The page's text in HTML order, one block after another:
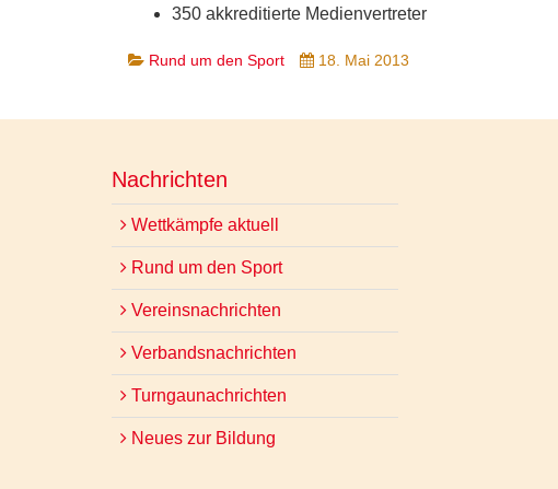
350 akkreditierte Medienvertreter
Rund um den Sport 18. Mai 2013
Nachrichten
Wettkämpfe aktuell
Rund um den Sport
Vereinsnachrichten
Verbandsnachrichten
Turngaunachrichten
Neues zur Bildung